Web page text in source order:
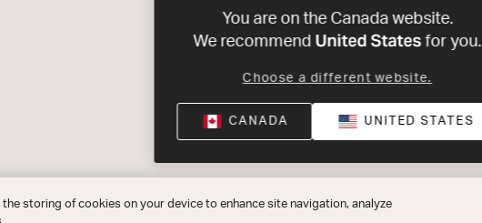
You are on the Canada website.
We recommend United Statesfor you.
Choose a different website.
CANADA UNITED STATES
storing of cookies on your device to enhance site navigation, analyze